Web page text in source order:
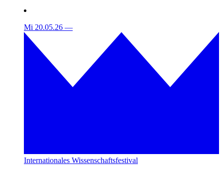
Mi 20.05.26 —
Internationales Wissenschaftsfestival